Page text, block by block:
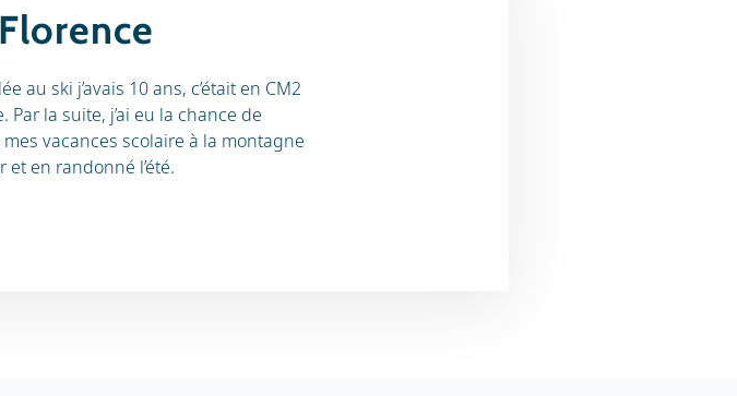
au ski j’avais 10 ans, c’était en CM2
la suite, j’ai eu la chance de
vacances scolaire à la montagne
et en randonné l’été.